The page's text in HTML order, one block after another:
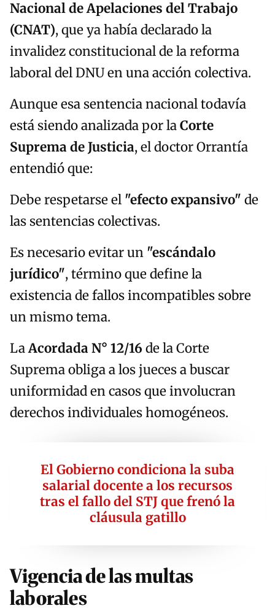
Nacional de Apelaciones del Trabajo
(CNAT), que ya había declarado la
invalidez constitucional de la reforma
laboral del DNU en una acción colectiva.
Aunque esa sentencia nacional todavía
está siendo analizada por laCorte
Suprema de Justicia, el doctor Orrantía
entendió que:
Debe respetarse el "efecto expansivo" de
las sentencias colectivas.
Es necesario evitar un "escándalo
jurídico", término que define la
existencia de fallos incompatibles sobre
un mismo tema.
LaAcordada N° 12/16 de la Corte
Suprema obliga a los jueces a buscar
uniformidad en casos que involucran
derechos individuales homogéneos.
El Gobierno condiciona la suba
salarial docente a los recursos
tras el fallo del STJ que frenó la
cláusula gatillo
Vigencia de las multas
laborales